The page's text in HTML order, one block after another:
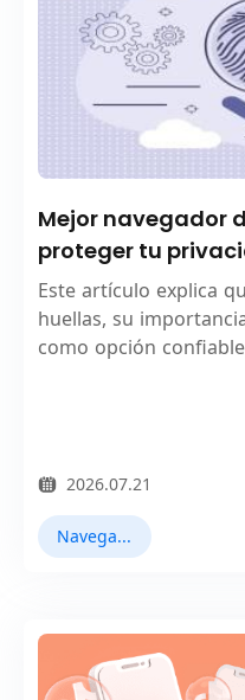
Mejor navegador
proteger tu
Este artículo explica
huellas, su
como opción
2026.07.21
Navegador Fingerprint